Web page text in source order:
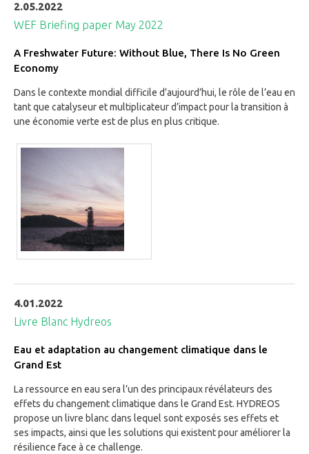
2.05.2022
WEF Briefing paper May 2022
A Freshwater Future: Without Blue, There Is No Green
Economy
Dans le contexte mondial difficile d’aujourd’hui, le rôle de l’eau en
tant que catalyseur et multiplicateur d’impact pour la transition à
une économie verte est de plus en plus critique.
4.01.2022
Livre Blanc Hydreos
Eau et adaptation au changement climatique dans le
Grand Est
La ressource en eau sera l’un des principaux révélateurs des
effets du changement climatique dans le Grand Est. HYDREOS
propose un livre blanc dans lequel sont exposés ses effets et
ses impacts, ainsi que les solutions qui existent pour améliorer la
résilience face à ce challenge.